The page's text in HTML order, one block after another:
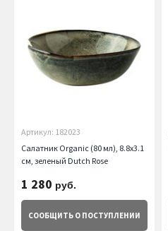
Артикул: 182023
Салатник Organic (80 мл), 8.8х3.1
см, зеленый Dutch Rose
1 280 руб.
СООБЩИТЬ О ПОСТУПЛЕНИИ